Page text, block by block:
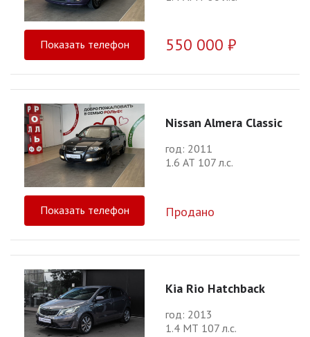
Показать телефон 550 000 ₽
Nissan Almera Classic
год: 2011
1.6 АТ 107 л.с.
Показать телефон Продано
Kia Rio Hatchback
год: 2013
1.4 МТ 107 л.с.